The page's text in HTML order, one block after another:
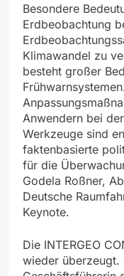
Besondere
Erdbeobachtung
Klimawandel zu
besteht großer
Anwendern bei
Werkzeuge sind
faktenbasierte
für die
Godela Roßner,
Deutsche
Keynote.
Die INTERGEO
wieder überzeugt.